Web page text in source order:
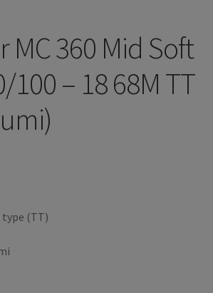
MC 360 Mid Soft
100 – 18 68M TT
type (TT)